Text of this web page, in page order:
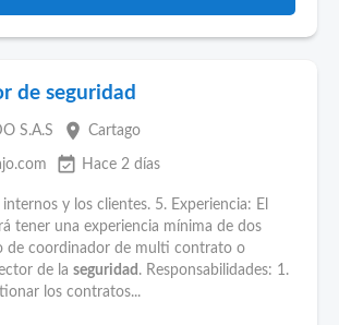
de seguridad
S.A.S place Cartago
event_available Hace 2 días
y los clientes. 5. Experiencia: El
tener una experiencia mínima de dos
de coordinador de multi contrato o
de la seguridad . Responsabilidades: 1.
los contratos...